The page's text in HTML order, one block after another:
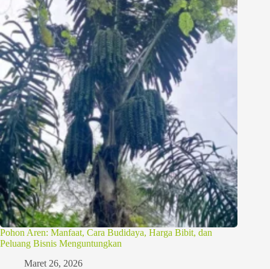
Pohon Aren: Manfaat, Cara Budidaya, Harga Bibit, dan
Peluang Bisnis Menguntungkan
Maret 26, 2026